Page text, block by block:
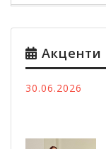
Акценти
30.06.2026